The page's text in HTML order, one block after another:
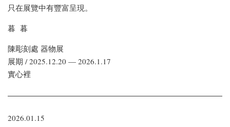
只在展覽中有豐富呈現。
暮 暮
陳彫刻處 器物展
展期 / 2025.12.20 — 2026.1.17
實心裡
2026.01.15